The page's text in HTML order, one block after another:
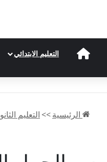
الرئيسيةالتعليم الابتدائي
الرئيسية>>التعليم